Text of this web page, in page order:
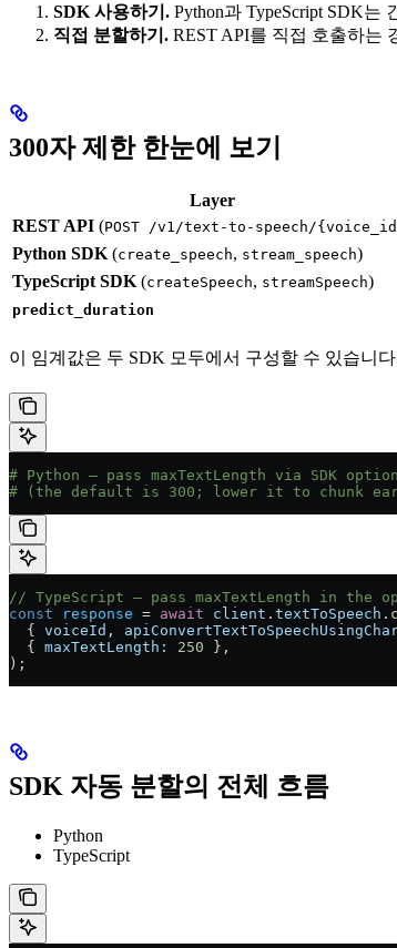
SDK 사용하기. Python과 TypeScript SDK
직접 분할하기. REST API를 직접 호출하는
300자 제한 한눈에 보기
Layer
REST API (POST /v1/text-to-speech/
Python SDK (create_speech, stream_speech)
TypeScript SDK (createSpeech, streamSpeech)
predict_duration
이 임계값은 두 SDK 모두에서 구성할 수 있습니
# Python — pass maxTextLength via SDK
# (the default is 300; lower it to chunk
// TypeScript — pass maxTextLength in the
const response = await client . textToSpeech .
  {
voiceId ,
  {
maxTextLength: 250 },
);
SDK 자동 분할의 전체 흐름
Python
TypeScript